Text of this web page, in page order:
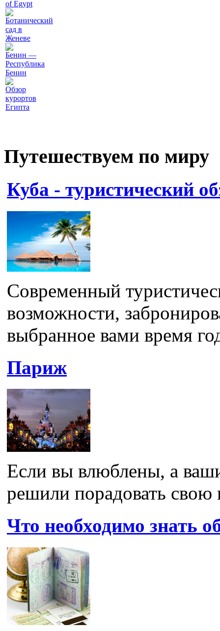
of Egypt
Ботанический
сад в
Женеве
Бенин —
Республика
Бенин
Обзор
курортов
Египта
Путешествуем по миру
Куба - туристический
Современный
возможности,
выбранное вами время
Париж
Если вы влюблены, а
решили порадовать свою
Что необходимо знать